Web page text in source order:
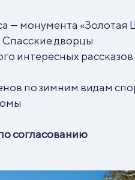
— монумента «Золотая
дворцы
интересных рассказов
по зимним видам
согласованию